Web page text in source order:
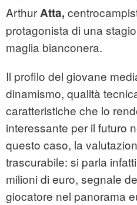
ArthurAtta,
protagonista di una
maglia bianconera.
Il profilo del giovane
dinamismo, qualità
caratteristiche che lo
interessante per il futuro
questo caso, la
trascurabile: si parla
milioni di euro, segnale
giocatore nel panorama